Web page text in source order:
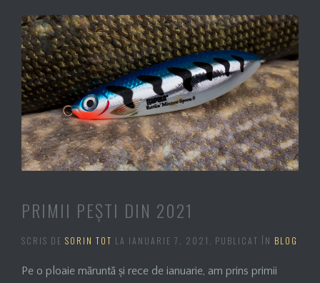
PRIMII PEȘTI DIN 2021
SCRIS DE SORIN TOT LA IANUARIE 7, 2021 . PUBLICAT ÎN BLOG
Pe o ploaie măruntă și rece de ianuarie, am prins primii